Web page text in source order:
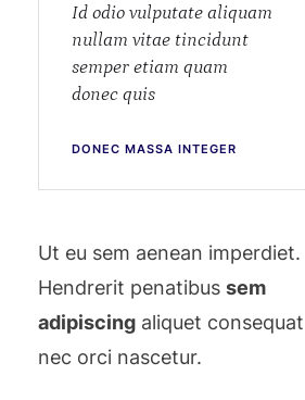
Id odio vulputate aliquam
nullam vitae tincidunt
semper etiam quam
donec quis
DONEC MASSA INTEGER
Ut eu sem aenean imperdiet.
Hendrerit penatibus sem
adipiscing aliquet consequat
nec orci nascetur.